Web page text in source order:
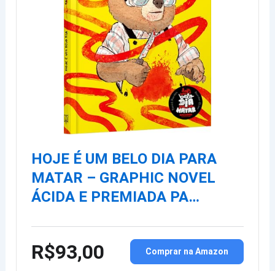
HOJE É UM BELO DIA PARA
MATAR – GRAPHIC NOVEL
ÁCIDA E PREMIADA PA…
R$93,00 Comprar na Amazon